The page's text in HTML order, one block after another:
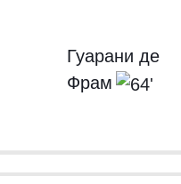
Гуарани де
Фрам